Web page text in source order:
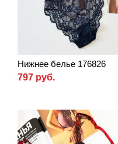
Нижнее белье 176826
797 руб.